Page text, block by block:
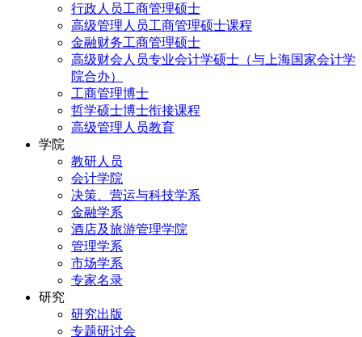
行政人员工商管理硕士
高级管理人员工商管理硕士课程
金融财务工商管理硕士
高级财会人员专业会计学硕士（与上海国家会计学
院合办）
工商管理博士
哲学硕士博士衔接课程
高级管理人员教育
学院
教研人员
会计学院
决策、营运与科技学系
金融学系
酒店及旅游管理学院
管理学系
市场学系
专家名录
研究
研究出版
专题研讨会